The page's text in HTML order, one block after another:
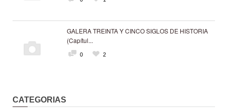
GALERA TREINTA Y CINCO SIGLOS DE HISTORIA
(Capítul...
0 2
CATEGORIAS